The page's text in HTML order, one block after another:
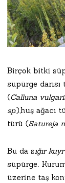
Birçok bitki
süpürge
(Calluna
sp.),huş ağacı
türü (Satureja
Bu da sığır
süpürge.
üzerine taş